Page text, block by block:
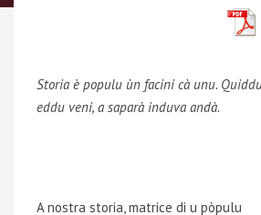
Storia è populu ùn facini cà unu.
eddu veni, a saparà induva andà.
A nostra storia, matrice di u pòpulu